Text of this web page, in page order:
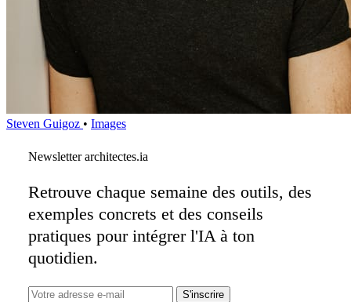
Steven Guigoz • Images
Newsletter architectes.ia
Retrouve chaque semaine des outils, des
exemples concrets et des conseils
pratiques pour intégrer l'IA à ton
quotidien.
S'inscrire